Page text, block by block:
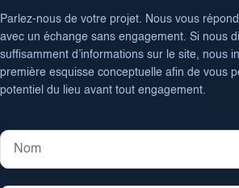
Parlez-nous de votre projet. Nous vous
avec un échange sans engagement. Si nous
suffisamment d’informations sur le site, nous
première esquisse conceptuelle afin de vous
potentiel du lieu avant tout engagement.